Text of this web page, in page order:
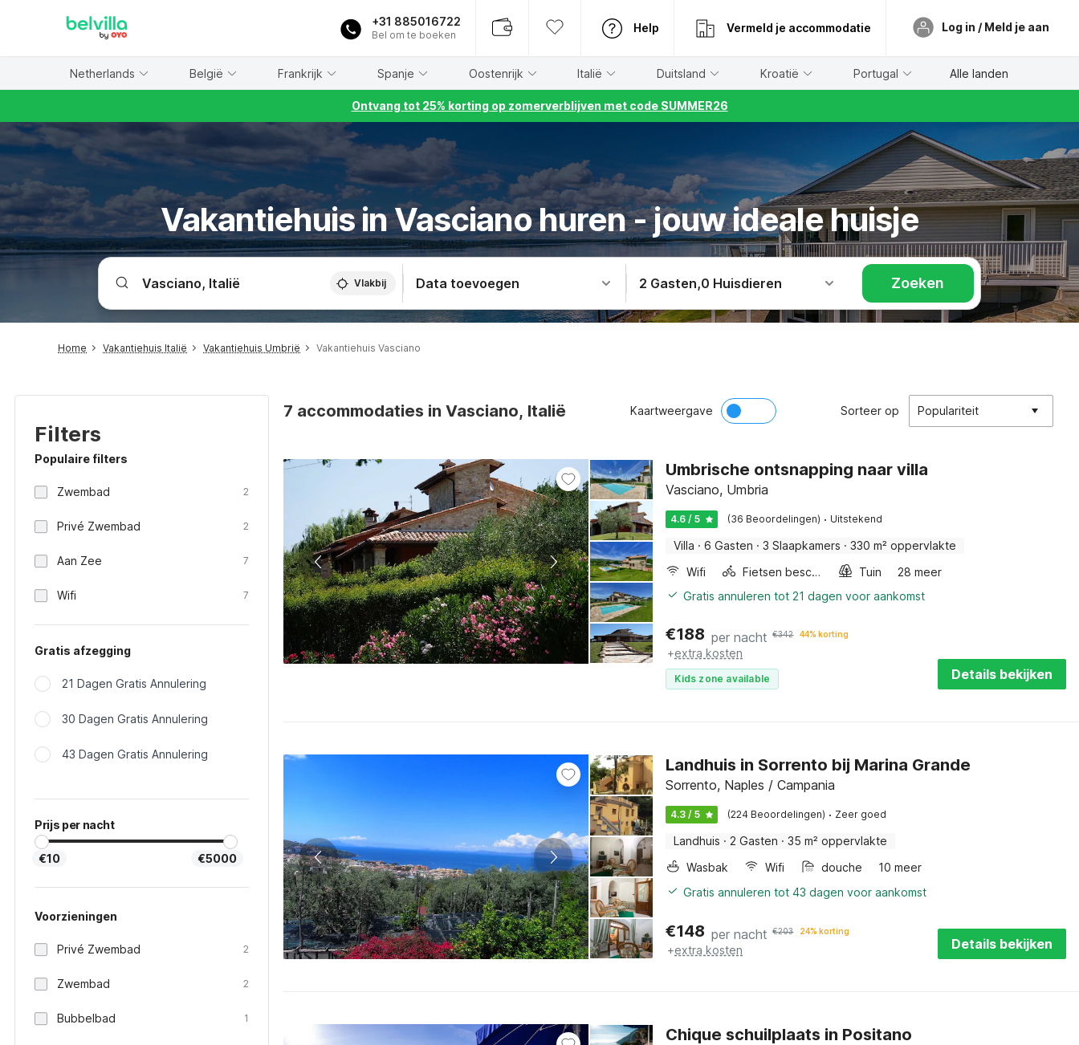
+31 885016722
Bel om te boeken
Help Vermeld je accommodatie Log in / Meld je aan
Netherlands België Frankrijk Spanje Oostenrijk Italië Duitsland Kroatië Portugal Alle landen
Ontvang tot 25% korting op zomerverblijven met code SUMMER26
Vakantiehuis in Vasciano huren - jouw ideale huisje
Vlakbij Data toevoegen 2 Gasten,0 Huisdieren Zoeken
Home Vakantiehuis Italië Vakantiehuis Umbrië Vakantiehuis Vasciano
Filters
Populaire filters
Zwembad 2
Privé Zwembad 2
Aan Zee 7
Wifi 7
Gratis afzegging
21 Dagen Gratis Annulering
30 Dagen Gratis Annulering
43 Dagen Gratis Annulering
Prijs per nacht
€10 €5000
Voorzieningen
Privé Zwembad 2
Zwembad 2
Bubbelbad 1
7 accommodaties in Vasciano, Italië Kaartweergave Sorteer op Populariteit
Umbrische ontsnapping naar villa
Vasciano, Umbria
4.6 / 5 (36 Beoordelingen) · Uitstekend
Villa · 6 Gasten · 3 Slaapkamers · 330 m² oppervlakte
Wifi
Fietsen beschikbaar Tuin
28 meer
Gratis annuleren tot 21 dagen voor aankomst
€188 per nacht €342 44% korting
+extra kosten
Kids zone available Details bekijken
Landhuis in Sorrento bij Marina Grande
Sorrento, Naples / Campania
4.3 / 5 (224 Beoordelingen) · Zeer goed
Landhuis · 2 Gasten · 35 m² oppervlakte
Wasbak
Wifi douche
10 meer
Gratis annuleren tot 43 dagen voor aankomst
€148 per nacht €203 24% korting
+extra kosten Details bekijken
Chique schuilplaats in Positano